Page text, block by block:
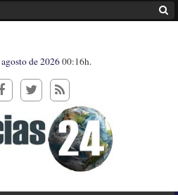
de 202600:16h.